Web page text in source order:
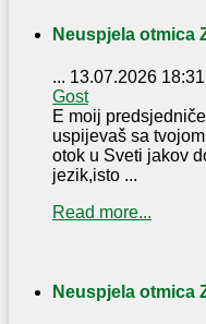
Neuspjela otmica
... 13.07.2026 18:31
Gost
E moij
uspijevaš sa
otok u Sveti jakov
jezik,isto ...
Read more...
Neuspjela otmica